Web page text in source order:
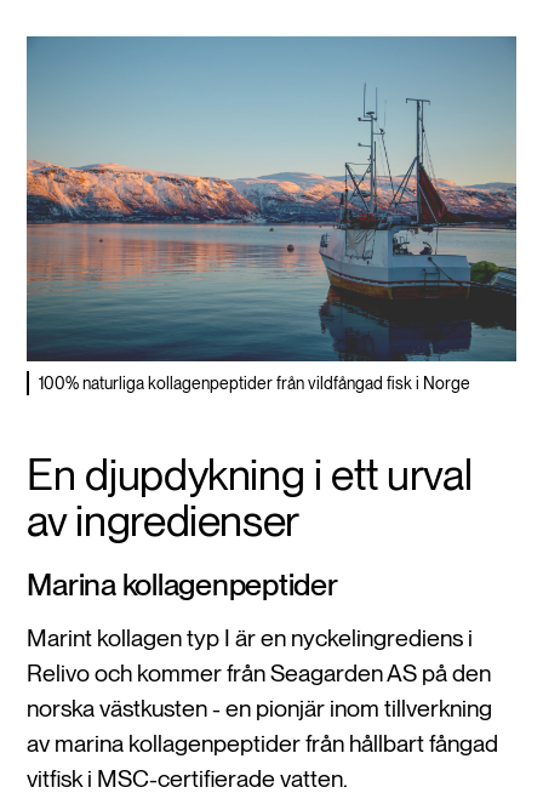
100% naturliga kollagenpeptider från vildfångad fisk i Norge
En djupdykning i ett urval
av ingredienser
Marina kollagenpeptider
Marint kollagen typ I är en nyckelingrediens i
Relivo och kommer från Seagarden AS på den
norska västkusten - en pionjär inom tillverkning
av marina kollagenpeptider från hållbart fångad
vitfisk i MSC-certifierade vatten.